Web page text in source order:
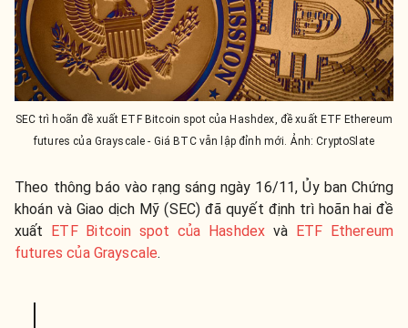
SEC trì hoãn đề xuất ETF Bitcoin spot của Hashdex, đề xuất ETF Ethereum
futures của Grayscale - Giá BTC vẫn lập đỉnh mới. Ảnh: CryptoSlate
Theo thông báo vào rạng sáng ngày 16/11, Ủy ban Chứng
khoán và Giao dịch Mỹ (SEC) đã quyết định trì hoãn hai đề
xuất
ETF Bitcoin spot của Hashdex và
ETF Ethereum
futures của Grayscale.